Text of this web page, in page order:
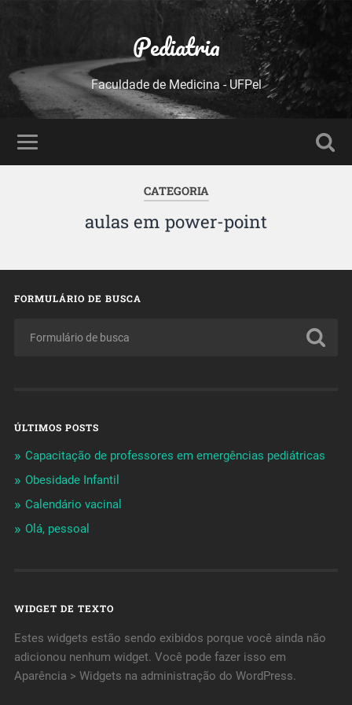
Pediatria
Faculdade de Medicina - UFPel
CATEGORIA
aulas em power-point
FORMULÁRIO DE BUSCA
ÚLTIMOS POSTS
Capacitação de professores em emergências pediátricas
Obesidade Infantil
Calendário vacinal
Olá, pessoal
WIDGET DE TEXTO
Estes widgets estão sendo exibidos porque você ainda não
adicionou nenhum widget. Você pode fazer isso em
Aparência > Widgets na administração do WordPress.